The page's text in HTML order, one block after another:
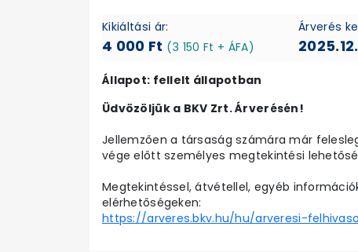
Kikiáltási ár:
4 000 Ft (3 150 Ft + ÁFA)
Árverés
Állapot: fellelt állapotban
Üdvözöljük a BKV Zrt. Árverésén!
Jellemzően a társaság számára már
vége előtt személyes megtekintési
Megtekintéssel, átvétellel, egyéb
elérhetőségeken:
https://arveres.bkv.hu/hu/arveresi-